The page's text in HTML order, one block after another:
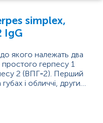
simplex,
IgG
до якого належать два
простого герпесу 1
2 (ВПГ-2). Перший
і обличчі, другий
поцілунки або